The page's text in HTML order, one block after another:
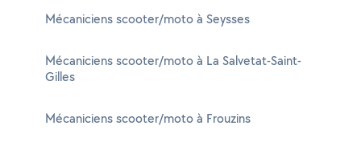
Mécaniciens scooter/moto à Seysses
Mécaniciens scooter/moto à La Salvetat-Saint-
Gilles
Mécaniciens scooter/moto à Frouzins